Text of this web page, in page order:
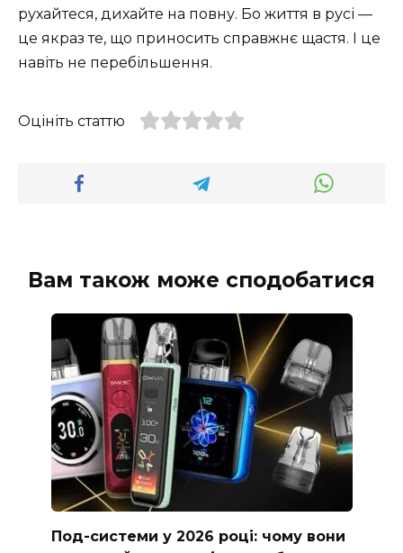
рухайтеся, дихайте на повну. Бо життя в русі —
це якраз те, що приносить справжнє щастя. І це
навіть не перебільшення.
Оцініть статтю
Вам також може сподобатися
Под-системи у 2026 році: чому вони